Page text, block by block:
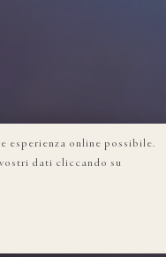
esperienza online possibile.
dati cliccando su